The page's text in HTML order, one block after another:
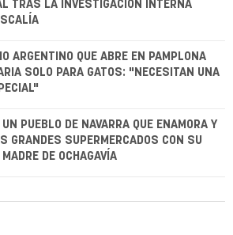
TRAS LA INVESTIGACIÓN INTERNA
ARGENTINO QUE ABRE EN PAMPLONA
SOLO PARA GATOS: "NECESITAN UNA
PUEBLO DE NAVARRA QUE ENAMORA Y
GRANDES SUPERMERCADOS CON SU
DE OCHAGAVÍA